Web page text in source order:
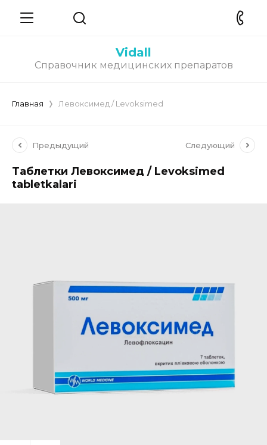
Vidall
Справочник медицинских препаратов
Главная Левоксимед / Levoksimed
Предыдущий Следующий
Таблетки Левоксимед / Levoksimed
tabletkalari